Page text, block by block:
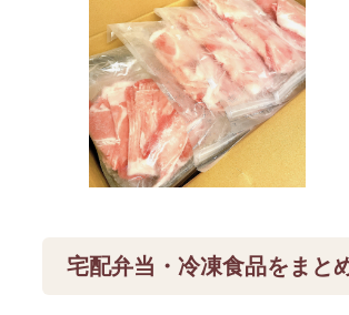
宅配弁当・冷凍食品をまと